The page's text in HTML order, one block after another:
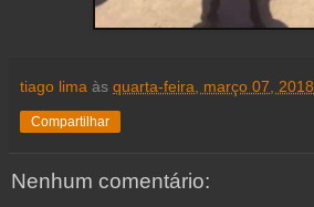
tiago lima às quarta-feira, março 07, 2018
Compartilhar
Nenhum comentário: